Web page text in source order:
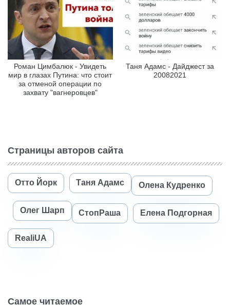
Роман Цимбалюк - Увидеть
мир в глазах Путина: что стоит
за отменой операции по
захвату "вагнеровцев"
Таня Адамс - Дайджест за
20082021
Страницы авторов сайта
Отто Йорк Таня Адамс Олена Кудренко
Олег Шарп СтопРаша Елена Подгорная
RealiUA
Самое читаемое